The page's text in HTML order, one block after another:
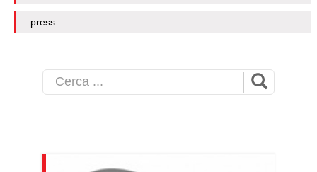
press